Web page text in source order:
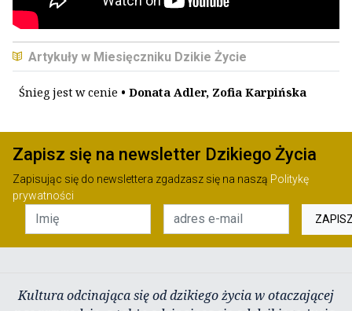
Artykuły w Miesięczniku Dzikie Życie
Śnieg jest w cenie • Donata Adler, Zofia Karpińska
Zapisz się na newsletter Dzikiego Życia
Zapisując się do newslettera zgadzasz się na naszą Politykę
prywatności
Kultura odcinająca się od dzikiego życia w otaczającej